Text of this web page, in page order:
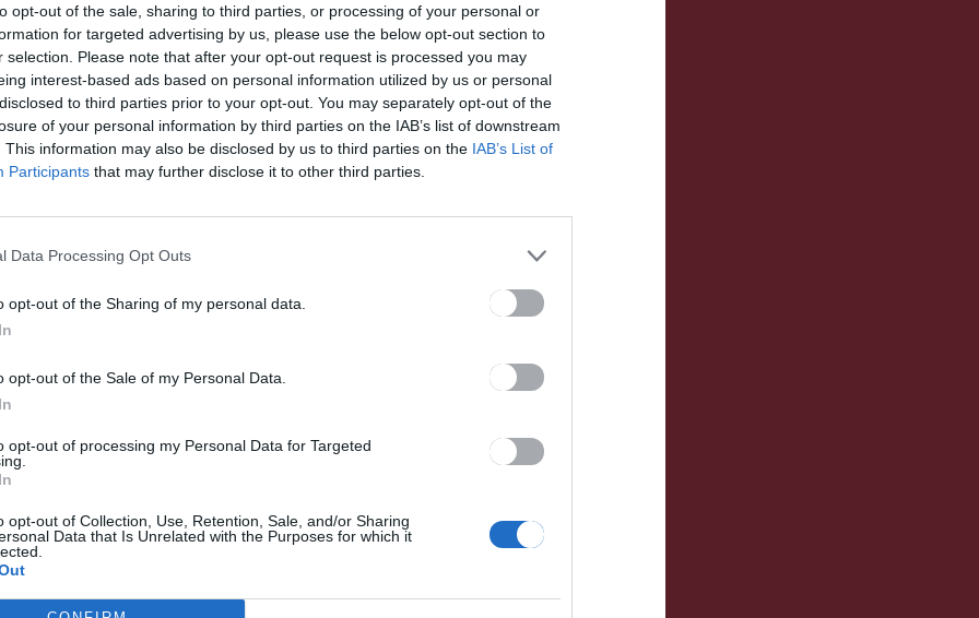
opt-out of the sale, sharing to third parties, or processing of your personal or
for targeted advertising by us, please use the below opt-out section to
selection. Please note that after your opt-out request is processed you may
interest-based ads based on personal information utilized by us or personal
to third parties prior to your opt-out. You may separately opt-out of the
of your personal information by third parties on the IAB’s list of downstream
This information may also be disclosed by us to third parties on the IAB’s List of
Participants that may further disclose it to other third parties.
Data Processing Opt Outs
opt-out of the Sharing of my personal data.
opt-out of the Sale of my Personal Data.
opt-out of processing my Personal Data for Targeted
opt-out of Collection, Use, Retention, Sale, and/or Sharing
Data that Is Unrelated with the Purposes for which it
Csíkszeredában
Galériában: az alkotások egy
Máramaros Néprajzi Múzeumban már
is bemutatják azokat.
csíkszeredai Megyeháza Galériában, a tárlat
legnagyobb csíkszeredai